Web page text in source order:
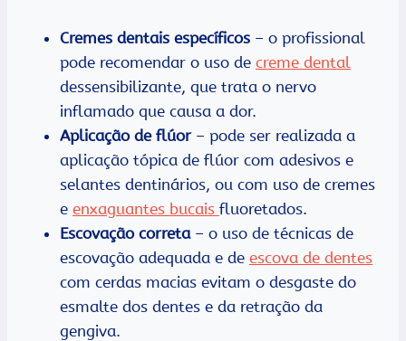
Cremes dentais específicos – o profissional
pode recomendar o uso de creme dental
dessensibilizante, que trata o nervo
inflamado que causa a dor.
Aplicação de flúor– pode ser realizada a
aplicação tópica de flúor com adesivos e
selantes dentinários, ou com uso de cremes
e enxaguantes bucais fluoretados.
Escovação correta– o uso de técnicas de
escovação adequada e de escova de dentes
com cerdas macias evitam o desgaste do
esmalte dos dentes e da retração da
gengiva.